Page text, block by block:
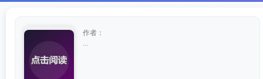
作者：